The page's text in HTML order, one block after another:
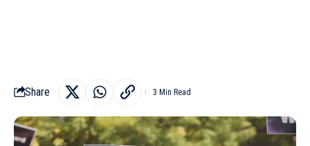
Share 3 Min Read